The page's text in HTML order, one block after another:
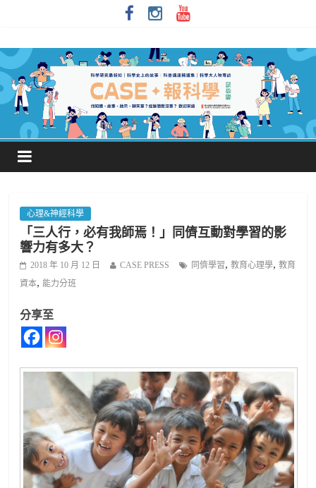
心理&神經科學
「三人行，必有我師焉！」同儕互動對學習的影
響力有多大？
2018 年 10 月 12 日 CASE PRESS 同儕學習,教育心理學,教育
資本, 能力分班
分享至